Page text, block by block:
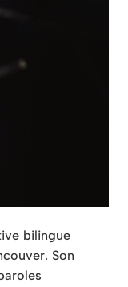
bilingue
Son